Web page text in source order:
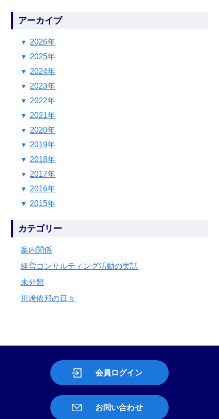
アーカイブ
2026年
2025年
2024年
2023年
2022年
2021年
2020年
2019年
2018年
2017年
2016年
2015年
カテゴリー
案内関係
経営コンサルティング活動の実話
未分類
川﨑依邦の日々
会員ログイン
お問い合わせ